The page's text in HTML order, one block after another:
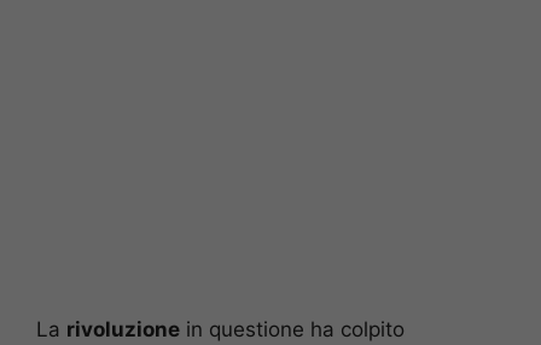
La rivoluzione in questione ha colpito